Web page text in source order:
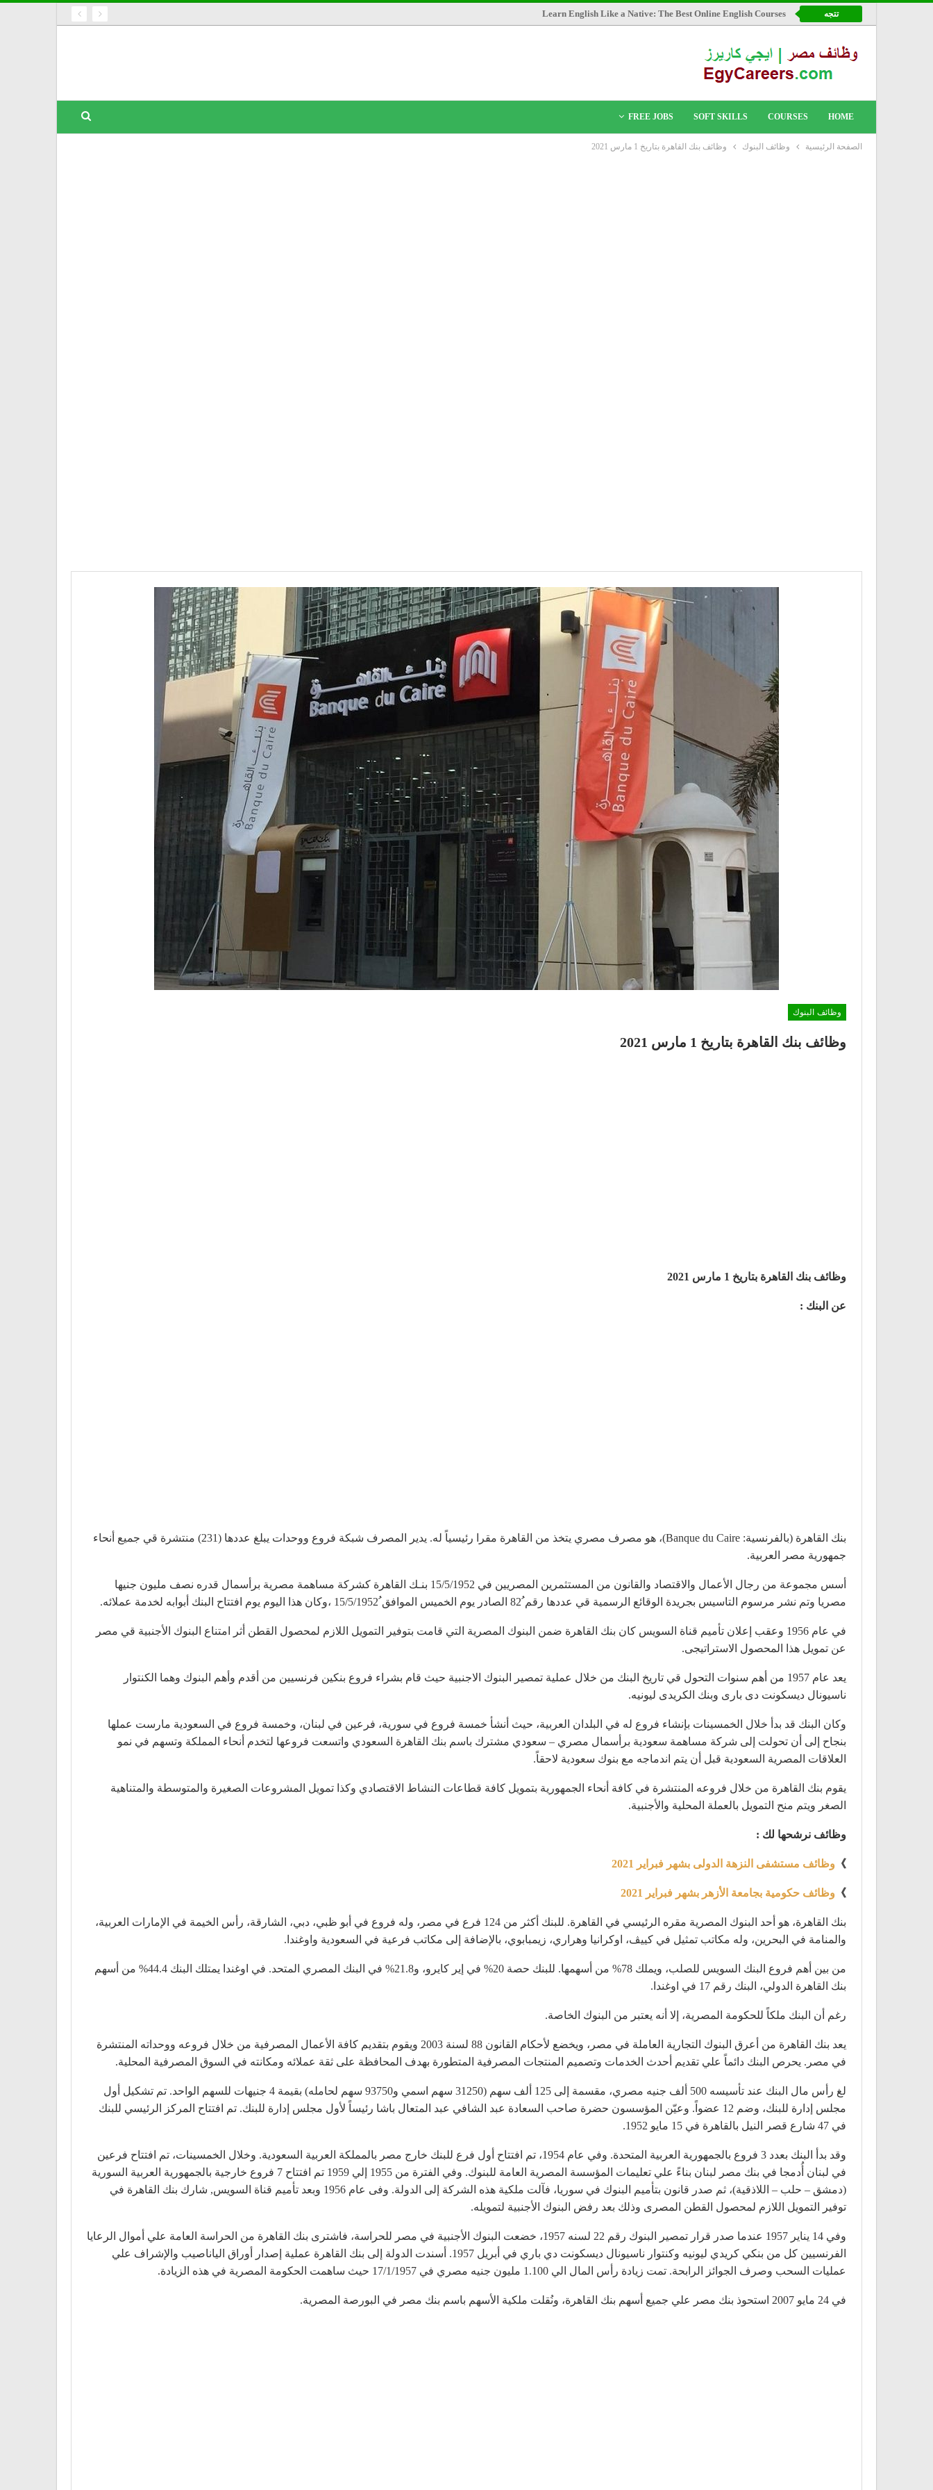
تتجه Learn English Like a Native: The Best Online English Courses
HOME
COURSES
SOFT SKILLS
FREE JOBS
الصفحة الرئيسية وظائف البنوك وظائف بنك القاهرة بتاريخ 1 مارس 2021
وظائف البنوك
وظائف بنك القاهرة بتاريخ 1 مارس 2021
وظائف بنك القاهرة بتاريخ 1 مارس 2021
عن البنك :
بنك القاهرة (بالفرنسية: Banque du Caire)، هو مصرف مصري يتخذ من القاهرة مقرا رئيسياً له. يدير المصرف شبكة فروع ووحدات يبلغ عددها (231) منتشرة قي جميع أنحاء
جمهورية مصر العربية.
أسس مجموعة من رجال الأعمال والاقتصاد والقانون من المستثمرين المصريين في 15/5/1952 بنـك القاهرة كشركة مساهمة مصرية برأسمال قدره نصف مليون جنيها
مصريا وتم نشر مرسوم التاسيس بجريدة الوقائع الرسمية قي عددها رقم ُ82 الصادر يوم الخميس الموافق ُ15/5/1952 ،وكان هذا اليوم يوم افتتاح البنك أبوابه لخدمة عملائه.
في عام 1956 وعقب إعلان تأميم قناة السويس كان بنك القاهرة ضمن البنوك المصرية التي قامت بتوفير التمويل اللازم لمحصول القطن أثر امتناع البنوك الأجنبية قي مصر
عن تمويل هذا المحصول الاستراتيجى.
يعد عام 1957 من أهم سنوات التحول قي تاريخ البنك من خلال عملية تمصير البنوك الاجنبية حيث قام بشراء فروع بنكين فرنسيين من أقدم وأهم البنوك وهما الكنتوار
ناسيونال ديسكونت دى بارى وبنك الكريدى ليونيه.
وكان البنك قد بدأ خلال الخمسينات بإنشاء فروع له في البلدان العربية، حيث أنشأ خمسة فروع في سورية، فرعين في لبنان، وخمسة فروع في السعودية مارست عملها
بنجاح إلى أن تحولت إلى شركة مساهمة سعودية برأسمال مصري – سعودي مشترك باسم بنك القاهرة السعودي واتسعت فروعها لتخدم أنحاء المملكة وتسهم في نمو
العلاقات المصرية السعودية قبل أن يتم اندماجه مع بنوك سعودية لاحقاً.
يقوم بنك القاهرة من خلال فروعه المنتشرة في كافة أنحاء الجمهورية بتمويل كافة قطاعات النشاط الاقتصادي وكذا تمويل المشروعات الصغيرة والمتوسطة والمتناهية
الصغر ويتم منح التمويل بالعملة المحلية والأجنبية.
وظائف نرشحها لك :
》 وظائف مستشفى النزهة الدولى بشهر فبراير 2021
》 وظائف حكومية بجامعة الأزهر بشهر فبراير 2021
بنك القاهرة، هو أحد البنوك المصرية مقره الرئيسي في القاهرة. للبنك أكثر من 124 فرع في مصر، وله فروع في أبو ظبي، دبي، الشارقة، رأس الخيمة في الإمارات العربية،
والمنامة في البحرين، وله مكاتب تمثيل في كييڤ، اوكرانيا وهراري، زيمبابوي، بالإضافة إلى مكاتب فرعية في السعودية واوغندا.
من بين أهم فروع البنك السويس للصلب، ويملك 78% من أسهمها. للبنك حصة 20% في إير كايرو، و21.8% في البنك المصري المتحد. في اوغندا يمتلك البنك 44.4% من أسهم
بنك القاهرة الدولي، البنك رقم 17 في اوغندا.
رغم أن البنك ملكاً للحكومة المصرية، إلا أنه يعتبر من البنوك الخاصة.
يعد بنك القاهرة من أعرق البنوك التجارية العاملة في مصر، ويخضع لأحكام القانون 88 لسنة 2003 ويقوم بتقديم كافة الأعمال المصرفية من خلال فروعه ووحداته المنتشرة
في مصر. يحرص البنك دائماً علي تقديم أحدث الخدمات وتصميم المنتجات المصرفية المتطورة بهدف المحافظة على ثقة عملائه ومكانته في السوق المصرفية المحلية.
لغ رأس مال البنك عند تأسيسه 500 ألف جنيه مصري، مقسمة إلى 125 ألف سهم (31250 سهم اسمي و93750 سهم لحامله) بقيمة 4 جنيهات للسهم الواحد. تم تشكيل أول
مجلس إدارة للبنك، وضم 12 عضواً. وعيّن المؤسسون حضرة صاحب السعادة عبد الشافي عبد المتعال باشا رئيساً لأول مجلس إدارة للبنك. تم افتتاح المركز الرئيسي للبنك
في 47 شارع قصر النيل بالقاهرة في 15 مايو 1952.
وقد بدأ البنك بعدد 3 فروع بالجمهورية العربية المتحدة. وفي عام 1954، تم افتتاح أول فرع للبنك خارج مصر بالمملكة العربية السعودية. وخلال الخمسينات، تم افتتاح فرعين
في لبنان أُدمجا في بنك مصر لبنان بناءً علي تعليمات المؤسسة المصرية العامة للبنوك. وفي الفترة من 1955 إلي 1959 تم افتتاح 7 فروع خارجية بالجمهورية العربية السورية
(دمشق – حلب – اللاذقية)، ثم صدر قانون بتأميم البنوك في سوريا، فآلت ملكية هذه الشركة إلى الدولة. وفى عام 1956 وبعد تأميم قناة السويس, شارك بنك القاهرة في
توفير التمويل اللازم لمحصول القطن المصرى وذلك بعد رفض البنوك الأجنبية لتمويله.
وفي 14 يناير 1957 عندما صدر قرار تمصير البنوك رقم 22 لسنه 1957، خضعت البنوك الأجنبية في مصر للحراسة، فاشترى بنك القاهرة من الحراسة العامة علي أموال الرعايا
الفرنسيين كل من بنكي كريدي ليونيه وكنتوار ناسيونال ديسكونت دي باري في أبريل 1957. أسندت الدولة إلى بنك القاهرة عملية إصدار أوراق الياناصيب والإشراف علي
عمليات السحب وصرف الجوائز الرابحة. تمت زيادة رأس المال الي 1.100 مليون جنيه مصري في 17/1/1957 حيث ساهمت الحكومة المصرية في هذه الزيادة.
في 24 مايو 2007 استحوذ بنك مصر علي جميع أسهم بنك القاهرة، ونُقلت ملكية الأسهم باسم بنك مصر في البورصة المصرية.